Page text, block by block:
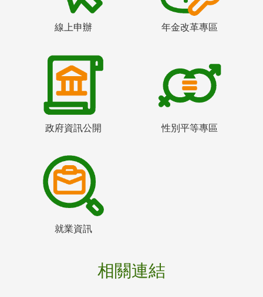
線上申辦 年金改革專區
政府資訊公開 性別平等專區
就業資訊
相關連結